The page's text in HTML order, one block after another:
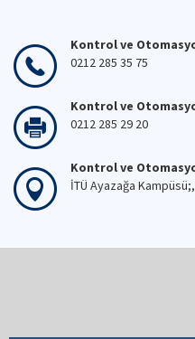
Kontrol ve
0212 285 35 75
Kontrol ve
0212 285 29 20
Kontrol ve
İTÜ Ayazağa